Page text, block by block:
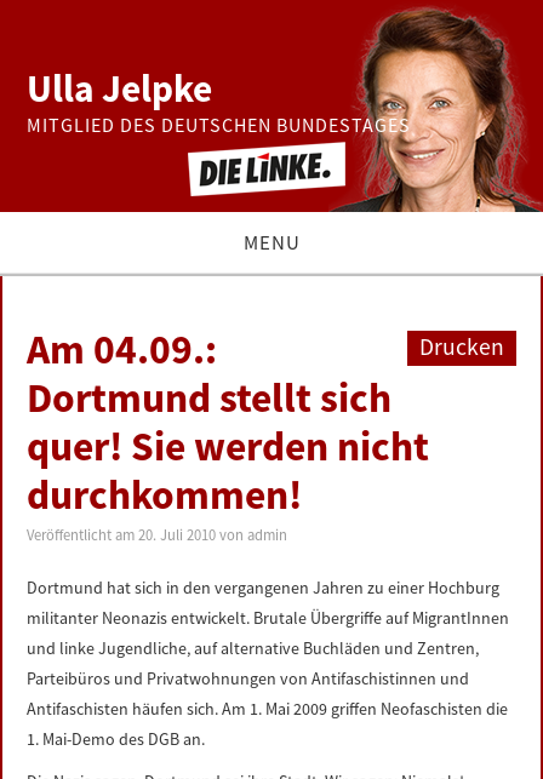
Ulla Jelpke
MITGLIED DES DEUTSCHEN BUNDESTAGES
MENU
BUNDESTAG
PRESSE
ZUR PERSON
DATENSCHUTZERKLÄRUNG
Drucken
Am 04.09.:
Dortmund stellt sich
quer! Sie werden nicht
durchkommen!
Veröffentlicht am20. Juli 2010 vonadmin
Dortmund hat sich in den vergangenen Jahren zu einer Hochburg
militanter Neonazis entwickelt. Brutale Übergriffe auf MigrantInnen
und linke Jugendliche, auf alternative Buchläden und Zentren,
Parteibüros und Privatwohnungen von Antifaschistinnen und
Antifaschisten häufen sich. Am 1. Mai 2009 griffen Neofaschisten die
1. Mai-Demo des DGB an.